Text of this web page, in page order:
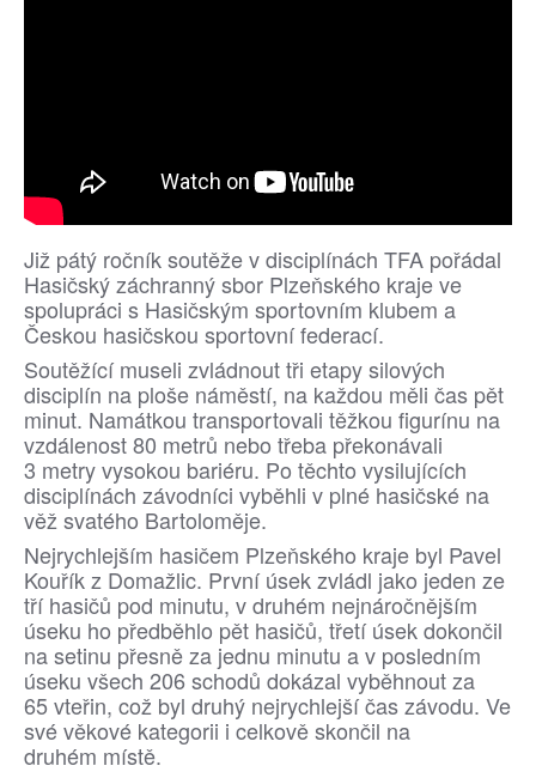
Již pátý ročník soutěže v disciplínách TFA pořádal
Hasičský záchranný sbor Plzeňského kraje ve
spolupráci s Hasičským sportovním klubem a
Českou hasičskou sportovní federací.
Soutěžící museli zvládnout tři etapy silových
disciplín na ploše náměstí, na každou měli čas pět
minut. Namátkou transportovali těžkou figurínu na
vzdálenost 80 metrů nebo třeba překonávali
3 metry vysokou bariéru. Po těchto vysilujících
disciplínách závodníci vyběhli v plné hasičské na
věž svatého Bartoloměje.
Nejrychlejším hasičem Plzeňského kraje byl Pavel
Kouřík z Domažlic. První úsek zvládl jako jeden ze
tří hasičů pod minutu, v druhém nejnáročnějším
úseku ho předběhlo pět hasičů, třetí úsek dokončil
na setinu přesně za jednu minutu a v posledním
úseku všech 206 schodů dokázal vyběhnout za
65 vteřin, což byl druhý nejrychlejší čas závodu. Ve
své věkové kategorii i celkově skončil na
druhém místě.